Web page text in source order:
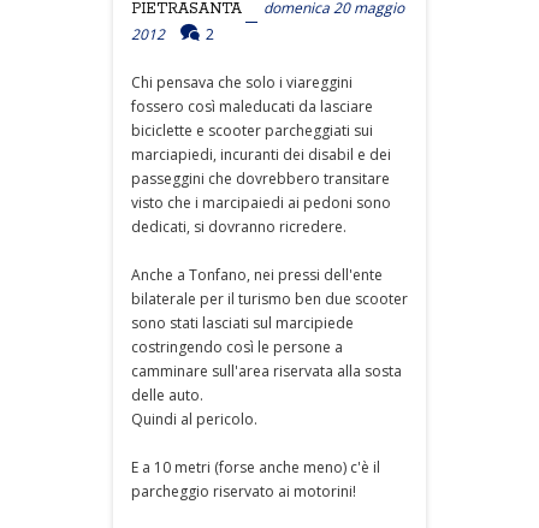
PIETRASANTA
domenica 20 maggio
2012
2
Chi pensava che solo i viareggini
fossero così maleducati da lasciare
biciclette e scooter parcheggiati sui
marciapiedi, incuranti dei disabil e dei
passeggini che dovrebbero transitare
visto che i marcipaiedi ai pedoni sono
dedicati, si dovranno ricredere.
Anche a Tonfano, nei pressi dell'ente
bilaterale per il turismo ben due scooter
sono stati lasciati sul marcipiede
costringendo così le persone a
camminare sull'area riservata alla sosta
delle auto.
Quindi al pericolo.
E a 10 metri (forse anche meno) c'è il
parcheggio riservato ai motorini!